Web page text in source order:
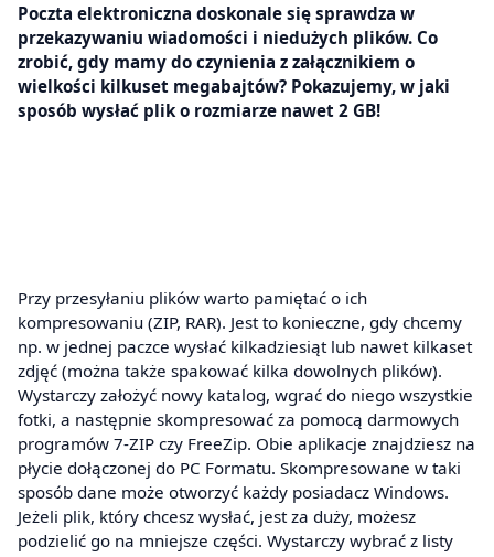
Poczta elektroniczna doskonale się sprawdza w
przekazywaniu wiadomości i niedużych plików. Co
zrobić, gdy mamy do czynienia z załącznikiem o
wielkości kilkuset megabajtów? Pokazujemy, w jaki
sposób wysłać plik o rozmiarze nawet 2 GB!
Przy przesyłaniu plików warto pamiętać o ich
kompresowaniu (ZIP, RAR). Jest to konieczne, gdy chcemy
np. w jednej paczce wysłać kilkadziesiąt lub nawet kilkaset
zdjęć (można także spakować kilka dowolnych plików).
Wystarczy założyć nowy katalog, wgrać do niego wszystkie
fotki, a następnie skompresować za pomocą darmowych
programów 7-ZIP czy FreeZip. Obie aplikacje znajdziesz na
płycie dołączonej do PC Formatu. Skompresowane w taki
sposób dane może otworzyć każdy posiadacz Windows.
Jeżeli plik, który chcesz wysłać, jest za duży, możesz
podzielić go na mniejsze części. Wystarczy wybrać z listy